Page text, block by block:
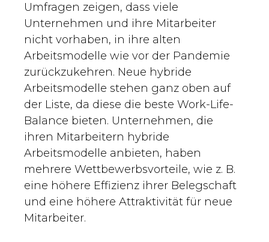
Umfragen zeigen, dass viele
Unternehmen und ihre Mitarbeiter
nicht vorhaben, in ihre alten
Arbeitsmodelle wie vor der Pandemie
zurückzukehren. Neue hybride
Arbeitsmodelle stehen ganz oben auf
der Liste, da diese die beste Work-Life-
Balance bieten. Unternehmen, die
ihren Mitarbeitern hybride
Arbeitsmodelle anbieten, haben
mehrere Wettbewerbsvorteile, wie z. B.
eine höhere Effizienz ihrer Belegschaft
und eine höhere Attraktivität für neue
Mitarbeiter.